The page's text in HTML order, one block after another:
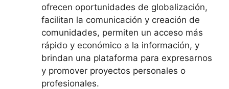
ofrecen oportunidades de globalización,
facilitan la comunicación y creación de
comunidades, permiten un acceso más
rápido y económico a la información, y
brindan una plataforma para expresarnos
y promover proyectos personales o
profesionales.